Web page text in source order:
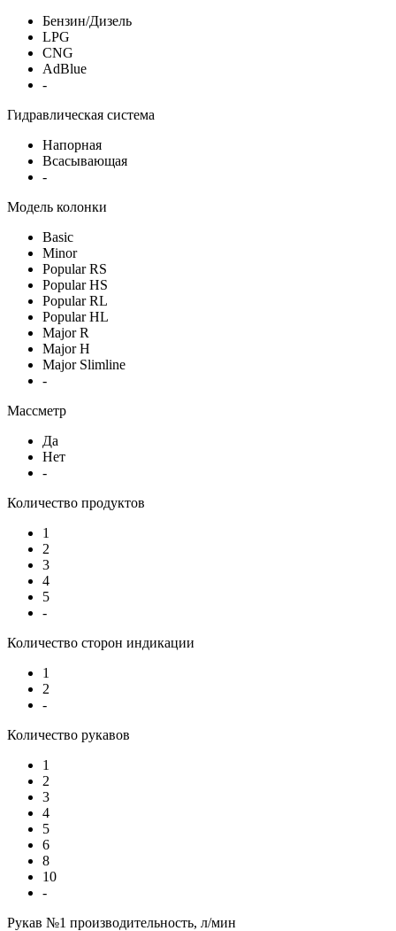
Бензин/Дизель
LPG
CNG
AdBlue
-
Гидравлическая система
Напорная
Всасывающая
-
Модель колонки
Basic
Minor
Popular RS
Popular HS
Popular RL
Popular HL
Major R
Major H
Major Slimline
-
Массметр
Да
Нет
-
Количество продуктов
1
2
3
4
5
-
Количество сторон индикации
1
2
-
Количество рукавов
1
2
3
4
5
6
8
10
-
Рукав №1 производительность, л/мин